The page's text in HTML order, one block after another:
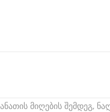
მიღების შემდეგ,